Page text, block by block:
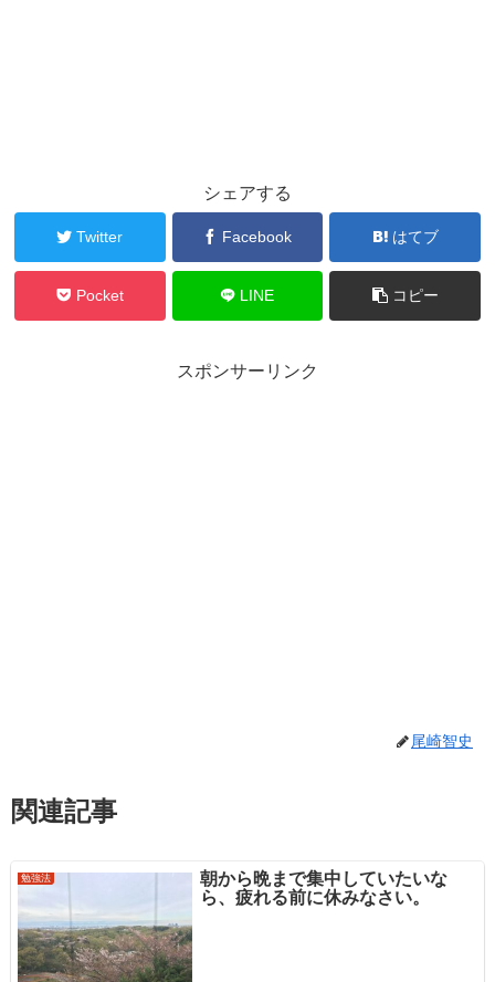
シェアする
Twitter Facebook はてブ
Pocket LINE コピー
スポンサーリンク
尾崎智史
関連記事
勉強法
朝から晩まで集中していたいな
ら、疲れる前に休みなさい。